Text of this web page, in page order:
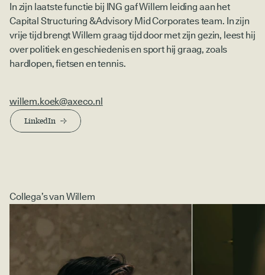
In zijn laatste functie bij ING gaf Willem leiding aan het
Capital Structuring & Advisory Mid Corporates team. In zijn
vrije tijd brengt Willem graag tijd door met zijn gezin, leest hij
over politiek en geschiedenis en sport hij graag, zoals
hardlopen, fietsen en tennis.
willem.koek@axeco.nl
LinkedIn
Collega’s van Willem